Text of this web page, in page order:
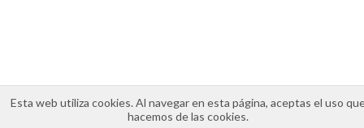
Esta web utiliza cookies. Al navegar en esta página, aceptas el uso
hacemos de las cookies.